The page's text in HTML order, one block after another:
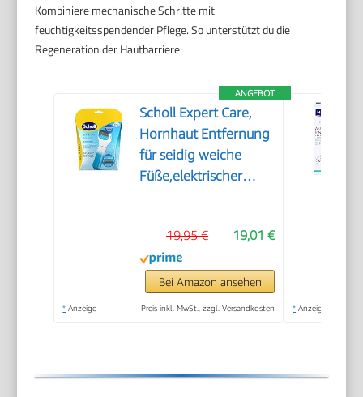
Kombiniere mechanische Schritte mit
feuchtigkeitsspendender Pflege. So unterstützt du die
Regeneration der Hautbarriere.
ANGEBOT
Scholl Expert Care,
Hornhaut Entfernung
für seidig weiche
Füße,elektrischer
Meeresmineralien
Rolle für präzise
Ergebnisse,1 Gerät
19,01 €
19,95 €
Bei Amazon ansehen
* Anzeige Preis inkl. MwSt., zzgl. Versandkosten * Anzeige